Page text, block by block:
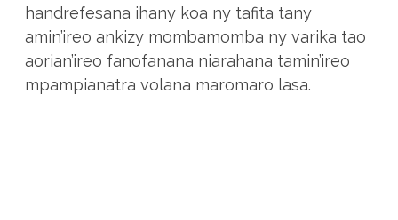
handrefesana ihany koa ny tafita tany
amin’ireo ankizy mombamomba ny varika tao
aorian’ireo fanofanana niarahana tamin’ireo
mpampianatra volana maromaro lasa.